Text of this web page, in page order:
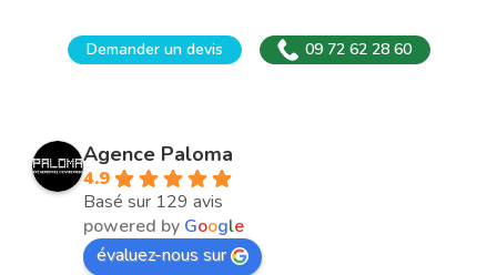
Demander un devis 09 72 62 28 60
Agence Paloma
4.9
Basé sur 129 avis
powered by Google
évaluez-nous sur